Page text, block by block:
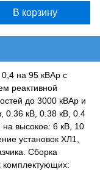
на 95 кВАр с
реактивной
до 3000 кВАр и
0.36 кВ, 0.38 кВ, 0.4
на высокое: 6 кВ, 10
установок ХЛ1,
Сборка
комплектующих: